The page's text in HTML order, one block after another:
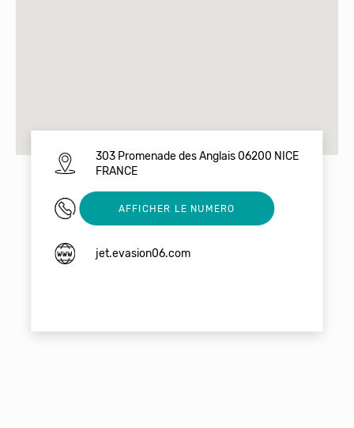
303 Promenade des Anglais 06200 NICE
FRANCE
0769332630
AFFICHER LE NUMERO
jet.evasion06.com